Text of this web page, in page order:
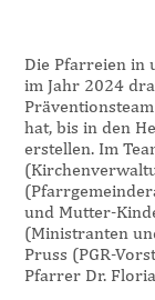
Die Pfarreien in
im Jahr 2024
hat, bis in den
erstellen. Im
und Mutter-
(Ministranten
Pruss (PGR-
Pfarrer Dr.